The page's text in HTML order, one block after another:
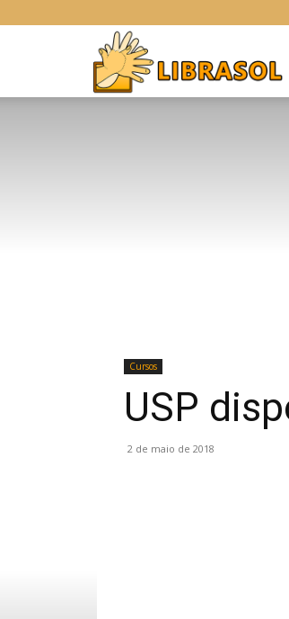
Cursos
USP
2 de maio de 2018